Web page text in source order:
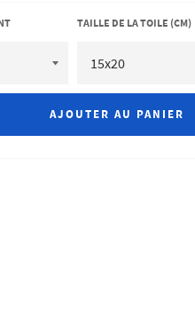
TAILLE DE LA TOILE (CM)
AJOUTER AU PANIER